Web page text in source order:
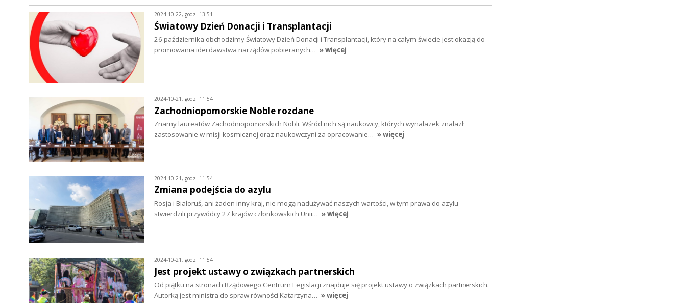
2024-10-22, godz. 13:51
Światowy Dzień Donacji i Transplantacji
26 października obchodzimy Światowy Dzień Donacji i Transplantacji, który na całym świecie jest okazją do
promowania idei dawstwa narządów pobieranych… » więcej
2024-10-21, godz. 11:54
Zachodniopomorskie Noble rozdane
Znamy laureatów Zachodniopomorskich Nobli. Wśród nich są naukowcy, których wynalazek znalazł
zastosowanie w misji kosmicznej oraz naukowczyni za opracowanie… » więcej
2024-10-21, godz. 11:54
Zmiana podejścia do azylu
Rosja i Białoruś, ani żaden inny kraj, nie mogą nadużywać naszych wartości, w tym prawa do azylu -
stwierdzili przywódcy 27 krajów członkowskich Unii… » więcej
2024-10-21, godz. 11:54
Jest projekt ustawy o związkach partnerskich
Od piątku na stronach Rządowego Centrum Legislacji znajduje się projekt ustawy o związkach partnerskich.
Autorką jest ministra do spraw równości Katarzyna… » więcej